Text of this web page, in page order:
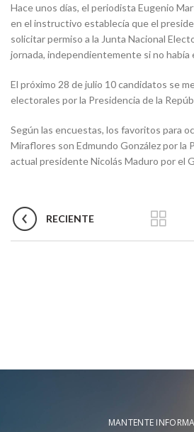
Hace unos días, el periodista Eugenio
en el instructivo establecía que el
solicitar permiso a la Junta Nacional
jornada, independientemente si no había
El próximo 28 de julio 10 candidatos se
electorales por la Presidencia de la
Según las encuestas, los favoritos para
Miraflores son Edmundo González por la
actual presidente Nicolás Maduro por el
RECIENTE
MANTENTE